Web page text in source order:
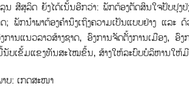
ສີສຸລິດ ຍັງໄດ້ເນັ້ນອີກວ່າ: ພັກຕ້ອງຕັດສິນໃຈປັບປຸງ
; ພັກນໍາພາຕ້ອງຄໍານຶງເຖິງຄວາມເປັນແບບຢ່າງ ແລະ
ການແນວລາວສ້າງຊາດ, ອົງການຈັດຕັ້ງການເມືອງ,
ເຂັ້ມແຂງທັນສະໄໝຂຶ້ນ, ສ້າງໃຫ້ລະບົບບໍລິຫານໃຫ້ມີ
ບ: ເກດສະໜາ